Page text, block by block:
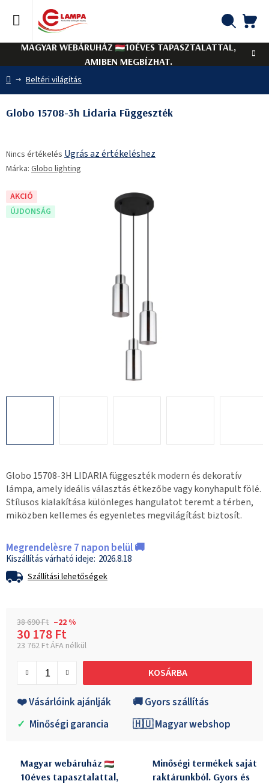
tartalomhoz
MAGYAR WEBÁRUHÁZ
10ÉVES TAPASZTALATTAL,
AMIBEN MEGBÍZHAT.
Kezdőlap
Beltéri világítás
Globo 15708-3H LIDARIA függeszték modern és dekoratív
lámpa, amely ideális választás étkezőbe vagy konyhapult fölé.
Stílusos kialakítása különleges hangulatot teremt a térben,
miközben kellemes és egyenletes megvilágítást biztosít.
Megrendelèsre 7 napon belül 🚚
2026.8.18
Szállítási lehetőségek
38 690 Ft –22 %
30 178 Ft
23 762 Ft ÁFA nélkül
KOSÁRBA
❤️ Vásárlóink ajánlják
🚚 Gyors szállítás
✓ Minőségi garancia 🇭🇺 Magyar webshop
Globo 15708-3h Lidaria Függeszték
termék
átlagos
5-
ből
Nincs értékelés Ugrás az értékeléshez
Márka: Globo lighting
AKCIÓ
ÚJDONSÁG
Magyar webáruház
10éves tapasztalattal,
Minőségi termékek saját
raktárunkból. Gyors és